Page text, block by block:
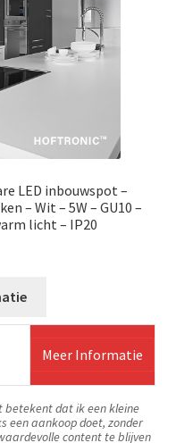
LED inbouwspot –
– Wit – 5W – GU10 –
licht – IP20
Meer Informatie
betekent dat ik een kleine
een aankoop doet, zonder
content te blijven